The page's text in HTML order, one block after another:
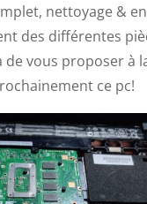
nettoyage &
des différentes
vous proposer à
ce pc!